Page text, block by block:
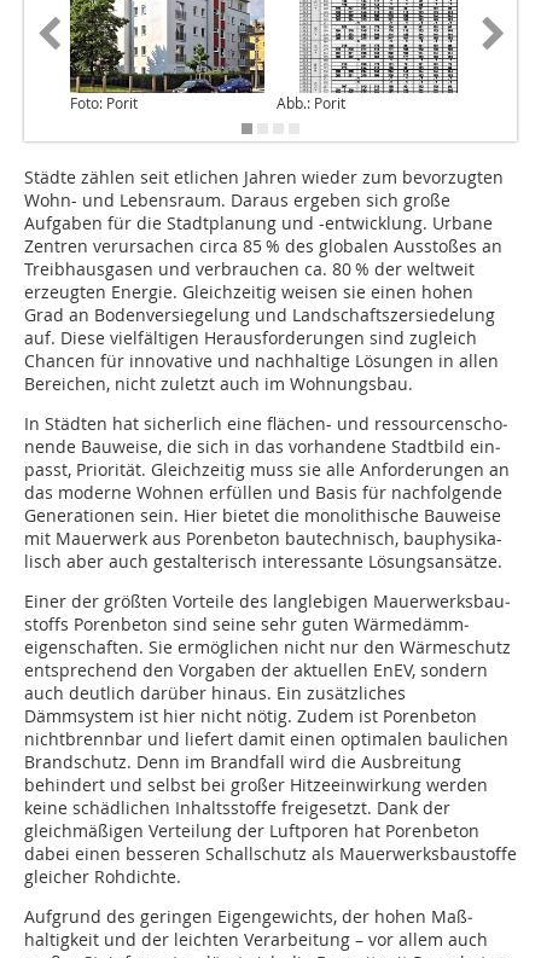
Foto: Porit Abb.: Porit
Städte zählen seit etlichen Jahren wieder zum bevorzugten
Wohn- und Lebensraum. Daraus ergeben sich große
Aufgaben für die Stadtplanung und -entwicklung. Urbane
Zentren verursachen circa 85 % des globalen Ausstoßes an
Treibhausgasen und verbrauchen ca. 80 % der weltweit
erzeugten Energie. Gleichzeitig weisen sie einen hohen
Grad an Bodenversiegelung und Land­schafts­­zer­siedelung
auf. Diese vielfältigen Heraus­for­de­run­gen sind zugleich
Chancen für innovative und nachhaltige Lö­sungen in allen
Bereichen, nicht zuletzt auch im Woh­nungs­bau.
In Städten hat sicherlich eine flächen- und ressour­cen­scho­
nen­de Bauweise, die sich in das vorhandene Stadtbild ein­
passt, Priorität. Gleichzeitig muss sie alle Anforderungen an
das moderne Wohnen erfüllen und Basis für nachfolgende
Generationen sein. Hier bietet die monolithische Bauweise
mit Mauerwerk aus Porenbeton bautechnisch, bau­phy­sika-
lisch aber auch gestalterisch interessante Lösungs­an­sät­ze.
Einer der größten Vorteile des langlebigen Mauer­werks­bau­
stoffs Porenbeton sind seine sehr guten Wärme­dämm­
eigenschaften. Sie ermöglichen nicht nur den Wärmeschutz
entsprechend den Vorgaben der aktuellen EnEV, sondern
auch deutlich darüber hinaus. Ein zu­sätz­liches
Dämmsystem ist hier nicht nötig. Zudem ist Porenbeton
nichtbrennbar und liefert damit einen optimalen baulichen
Brandschutz. Denn im Brandfall wird die Ausbreitung
behindert und selbst bei großer Hitzeeinwirkung werden
keine schädlichen Inhaltsstoffe freigesetzt. Dank der
gleichmäßigen Verteilung der Luftporen hat Porenbeton
dabei einen besseren Schallschutz als Mauer­werks­bau­stof­fe
gleicher Rohdichte.
Aufgrund des geringen Eigengewichts, der hohen Maß­
haltigkeit und der leichten Verarbeitung – vor allem auch